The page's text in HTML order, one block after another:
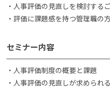
・人事評価の見直しを検討する
・評価に課題感を持つ管理職の
セミナー内容
・人事評価制度の概要と課題
・人事評価の見直しが求められ